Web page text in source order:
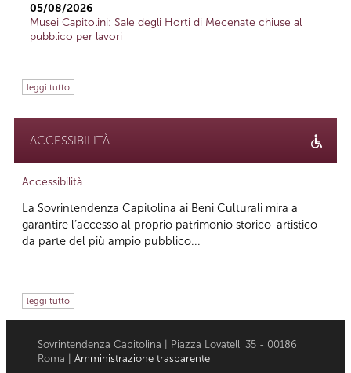
05/08/2026
Musei Capitolini: Sale degli Horti di Mecenate chiuse al
pubblico per lavori
leggi tutto
ACCESSIBILITÀ
Accessibilità
La Sovrintendenza Capitolina ai Beni Culturali mira a
garantire l’accesso al proprio patrimonio storico-artistico
da parte del più ampio pubblico...
leggi tutto
Sovrintendenza Capitolina | Piazza Lovatelli 35 - 00186
Roma | Amministrazione trasparente